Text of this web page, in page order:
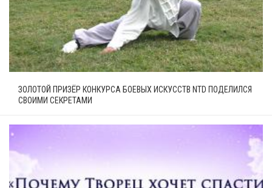
ЗОЛОТОЙ ПРИЗЁР КОНКУРСА БОЕВЫХ ИСКУССТВ NTD ПОДЕЛИЛСЯ
СВОИМИ СЕКРЕТАМИ